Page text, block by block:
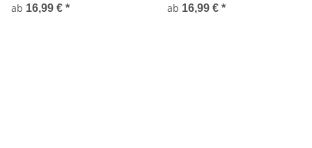
ab 16,99 € *
ab 16,99 € *